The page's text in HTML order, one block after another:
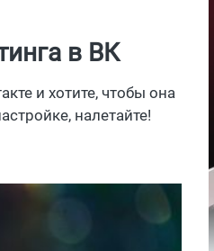
в ВК
и хотите, чтобы она
налетайте!